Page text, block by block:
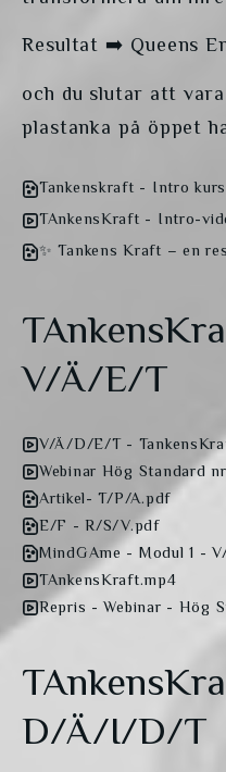
Resultat ➡️ Queens
och du slutar att
plastanka på öppet
Tankenskraft - Intro
TAnkensKraft - Intro-
V/Ä/E/T
V/Ä/D/E/T -
Webinar Hög Standard
Artikel- T/P/A.pdf
E/F - R/S/V.pdf
MindGAme - Modul 1 -
TAnkensKraft.mp4
Repris - Webinar - Hög
D/Ä/I/D/T